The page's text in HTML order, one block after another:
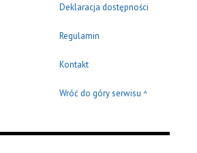
Deklaracja dostępności
Regulamin
Kontakt
Wróć do góry serwisu ^